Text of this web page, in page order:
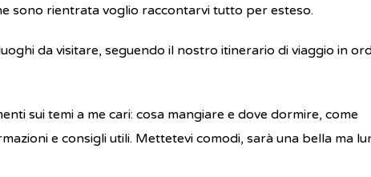
sono rientrata voglio raccontarvi tutto per esteso.
da visitare, seguendo il nostro itinerario di viaggio in
sui temi a me cari: cosa mangiare e dove dormire, come
e consigli utili. Mettetevi comodi, sarà una bella ma